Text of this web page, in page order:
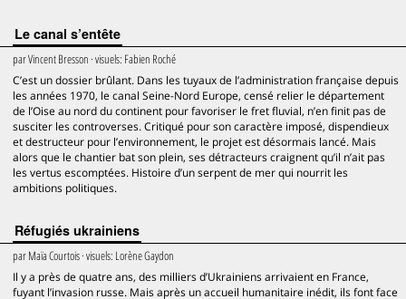
Le canal s’entête
parVincent Bresson · visuels: Fabien Roché
C’est un dossier brûlant. Dans les tuyaux de l’administration française depuis
les années 1970, le canal Seine-Nord Europe, censé relier le département
de l’Oise au nord du continent pour favoriser le fret fluvial, n’en finit pas de
susciter les controverses. Critiqué pour son caractère imposé, dispendieux
et destructeur pour l’environnement, le projet est désormais lancé. Mais
alors que le chantier bat son plein, ses détracteurs craignent qu’il n’ait pas
les vertus escomptées. Histoire d’un serpent de mer qui nourrit les
ambitions politiques.
Réfugiés ukrainiens
parMaïa Courtois· visuels: Lorène Gaydon
Il y a près de quatre ans, des milliers d’Ukrainiens arrivaient en France,
fuyant l’invasion russe. Mais après un accueil humanitaire inédit, ils font face